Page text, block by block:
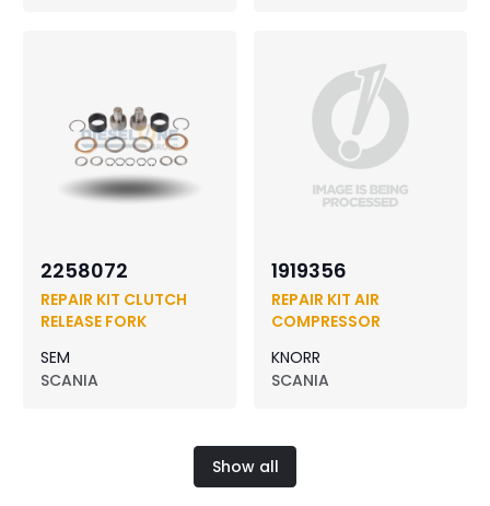
2258072
REPAIR KIT CLUTCH
RELEASE FORK
SEM
SCANIA
1919356
REPAIR KIT AIR
COMPRESSOR
KNORR
SCANIA
Show all